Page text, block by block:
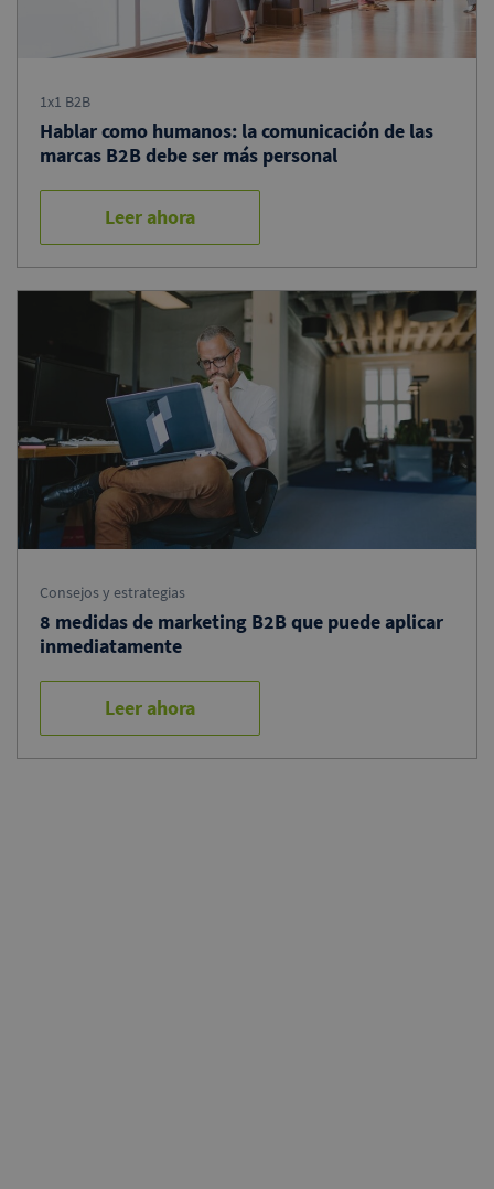
1x1 B2B
Hablar como humanos: la comunicación de las
marcas B2B debe ser más personal
Leer ahora
Consejos y estrategias
8 medidas de marketing B2B que puede aplicar
inmediatamente
Leer ahora